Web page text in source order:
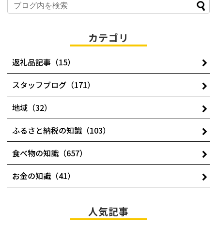
カテゴリ
返礼品記事（15）
スタッフブログ（171）
地域（32）
ふるさと納税の知識（103）
食べ物の知識（657）
お金の知識（41）
人気記事